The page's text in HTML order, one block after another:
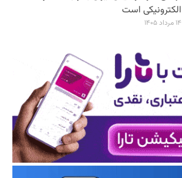
الکترونیکی است
۱۴ مرداد ۱۴۰۵